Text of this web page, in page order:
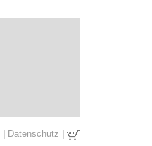
Datenschutz